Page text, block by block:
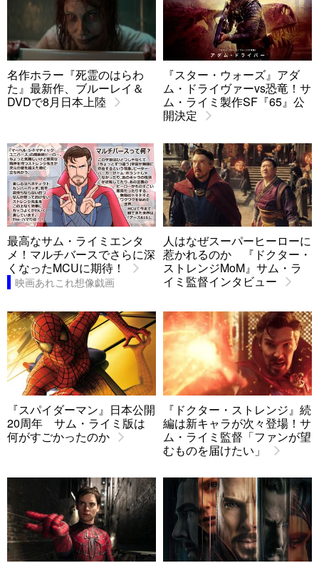
名作ホラー『死霊のはらわ
た』最新作、ブルーレイ＆
DVDで8月日本上陸
『スター・ウォーズ』アダ
ム・ドライヴァーvs恐竜！サ
ム・ライミ製作SF『65』公
開決定
最高なサム・ライミエンタ
メ！マルチバースでさらに深
くなったMCUに期待！
映画あれこれ想像戯画
人はなぜスーパーヒーローに
惹かれるのか 『ドクター・
ストレンジMoM』サム・ラ
イミ監督インタビュー
『スパイダーマン』日本公開
20周年 サム・ライミ版は
何がすごかったのか
『ドクター・ストレンジ』続
編は新キャラが次々登場！サ
ム・ライミ監督「ファンが望
むものを届けたい」